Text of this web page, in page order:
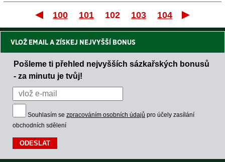
První
100 101 102 103 104
VLOŽ EMAIL A ZÍSKEJ NEJVYŠŠÍ BONUS
Pošleme ti přehled nejvyšších sázkařských bonusů
- za minutu je tvůj!
Souhlasím se zpracováním osobních údajů pro účely zasílání
obchodních sdělení